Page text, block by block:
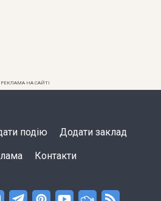
РЕКЛАМА НА САЙТІ
подію Додати заклад
Контакти